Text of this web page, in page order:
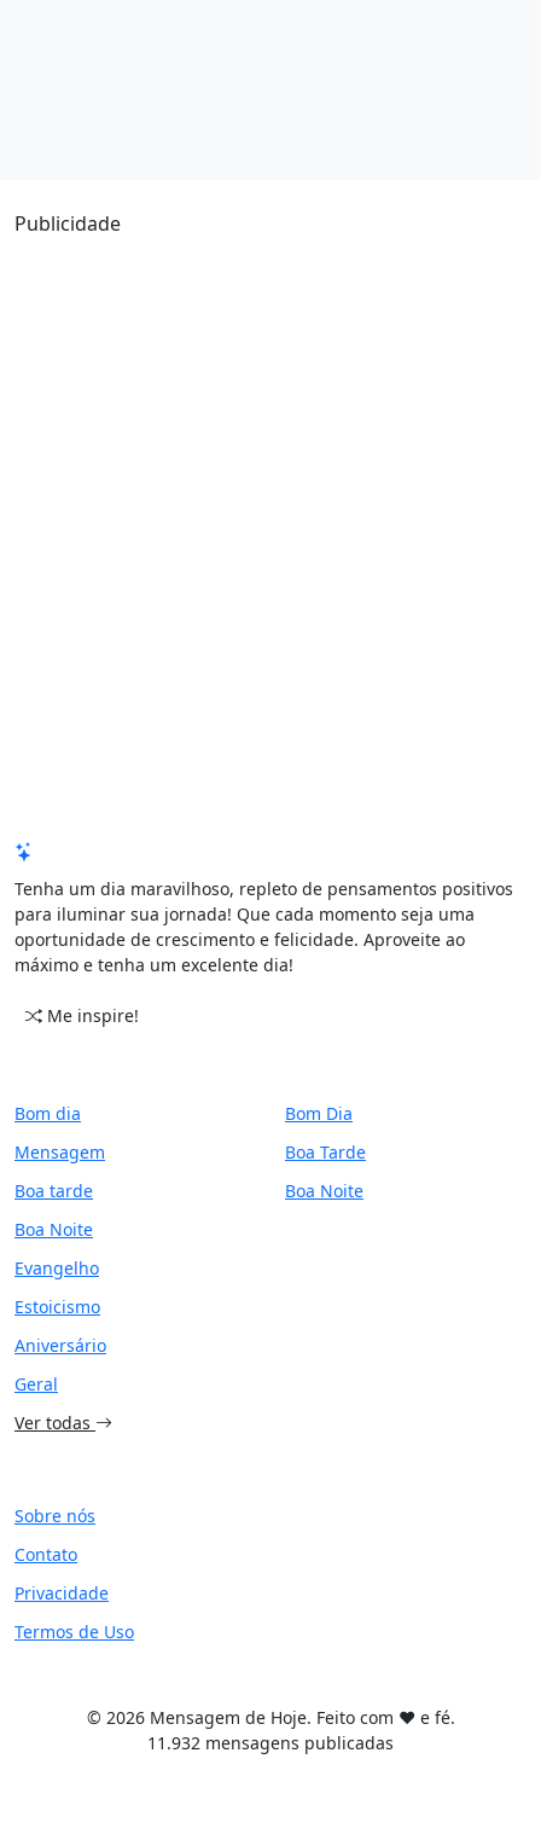
Publicidade
Tenha um dia maravilhoso, repleto de pensamentos positivos
para iluminar sua jornada! Que cada momento seja uma
oportunidade de crescimento e felicidade. Aproveite ao
máximo e tenha um excelente dia!
Me inspire!
Bom dia
Mensagem
Boa tarde
Boa Noite
Evangelho
Estoicismo
Aniversário
Geral
Ver todas
Bom Dia
Boa Tarde
Boa Noite
Sobre nós
Contato
Privacidade
Termos de Uso
© 2026 Mensagem de Hoje. Feito com ❤️ e fé.
11.932 mensagens publicadas